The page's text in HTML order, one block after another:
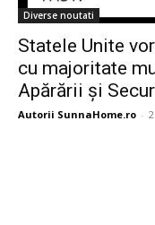
Diverse noutati
Statele Unite
cu majoritate
Apărării și
Autorii SunnaHome.ro -